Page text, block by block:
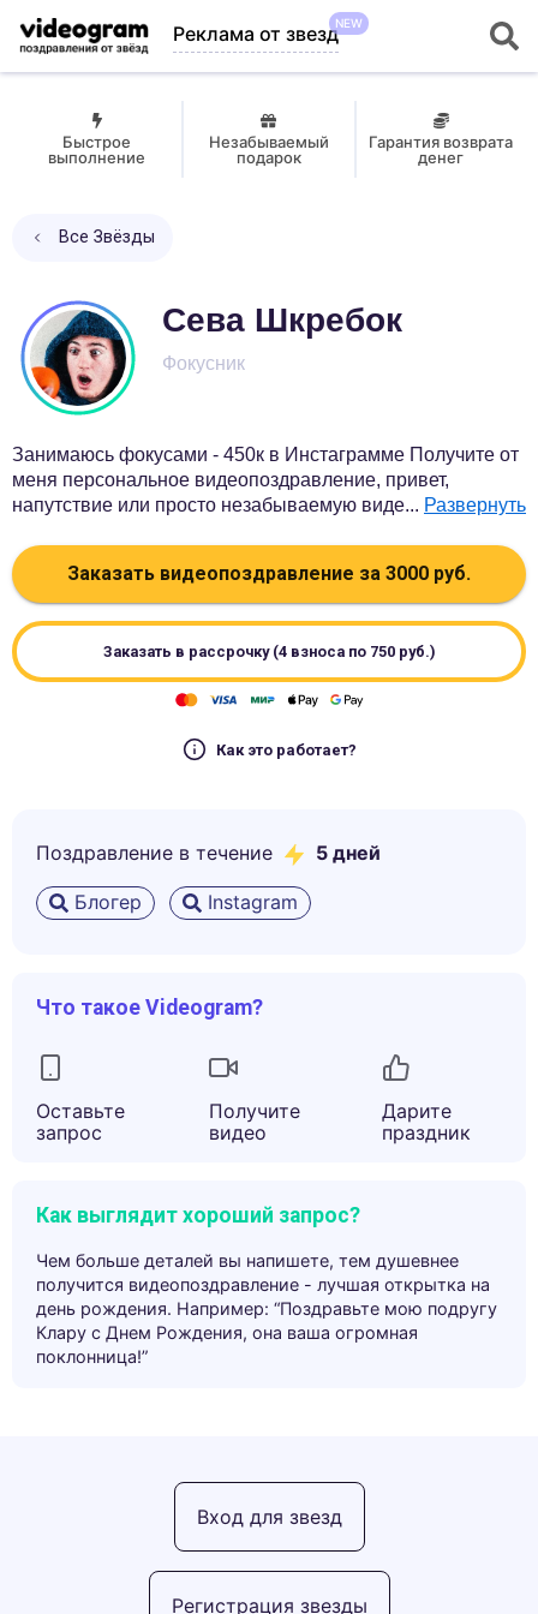
Реклама от звездNEW
Быстрое
выполнение
Незабываемый
подарок
Гарантия возврата
денег
Все Звёзды
Сева Шкребок
Фокусник
Занимаюсь фокусами - 450к в Инстаграмме Получите от
меня персональное видеопоздравление, привет,
напутствие или просто незабываемую виде... Развернуть
Заказать видеопоздравление за 3000 руб.
Заказать в рассрочку (4 взноса по 750руб.)
Как это работает?
Поздравление в течение 5 дней
Блогер Instagram
Что такое Videogram?
Оставьте
запрос
Получите
видео
Дарите
праздник
Как выглядит хороший запрос?
Чем больше деталей вы напишете, тем душевнее
получится видеопоздравление - лучшая открытка на
день рождения. Например: “Поздравьте мою подругу
Клару с Днем Рождения, она ваша огромная
поклонница!”
Регистрация звезды
Вход для звезд